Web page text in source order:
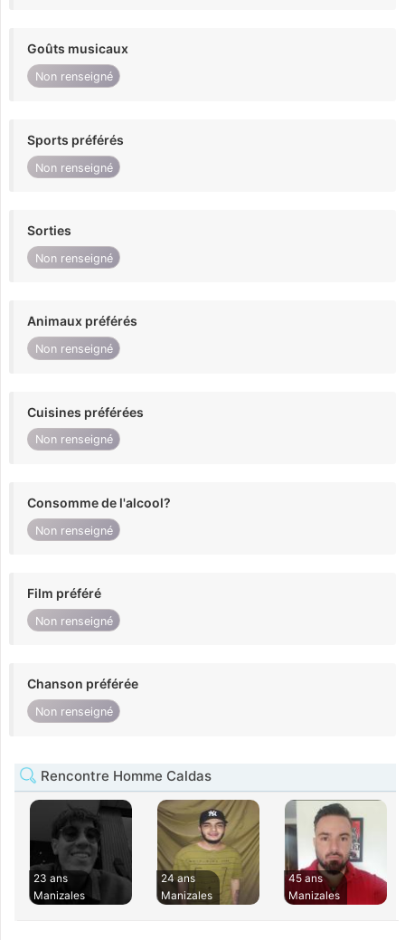
Goûts musicaux
Non renseigné
Sports préférés
Non renseigné
Sorties
Non renseigné
Animaux préférés
Non renseigné
Cuisines préférées
Non renseigné
Consomme de l'alcool?
Non renseigné
Film préféré
Non renseigné
Chanson préférée
Non renseigné
Rencontre Homme Caldas
23 ans
Manizales
24 ans
Manizales
45 ans
Manizales